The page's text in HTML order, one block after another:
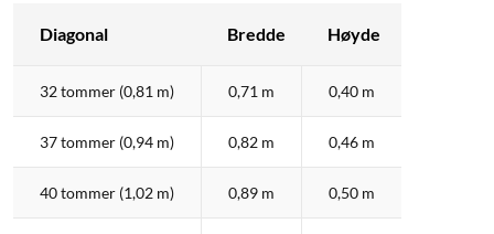
Diagonal Bredde Høyde
32 tommer (0,81 m) 0,71 m 0,40 m
37 tommer (0,94 m) 0,82 m 0,46 m
40 tommer (1,02 m) 0,89 m 0,50 m